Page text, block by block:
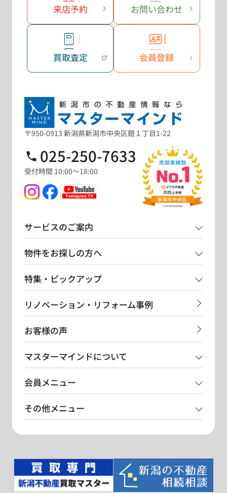
来店予約 お問い合わせ
買取査定 会員登録
〒950-0913 新潟県新潟市中央区鐙１丁目1-22
025-250-7633
受付時間 10:00～18:00
サービスのご案内
物件をお探しの方へ
特集・ピックアップ
リノベーション・リフォーム事例
お客様の声
マスターマインドについて
会員メニュー
その他メニュー